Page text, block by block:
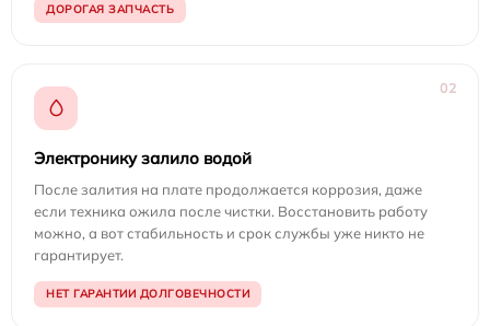
ДОРОГАЯ ЗАПЧАСТЬ
02
Электронику залило водой
После залития на плате продолжается коррозия, даже
если техника ожила после чистки. Восстановить работу
можно, а вот стабильность и срок службы уже никто не
гарантирует.
НЕТ ГАРАНТИИ ДОЛГОВЕЧНОСТИ